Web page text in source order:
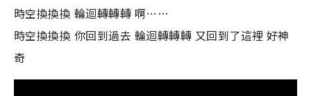
時空換換換 輪迴轉轉轉 啊……
時空換換換 你回到過去 輪迴轉轉轉 又回到了這裡 好神
奇